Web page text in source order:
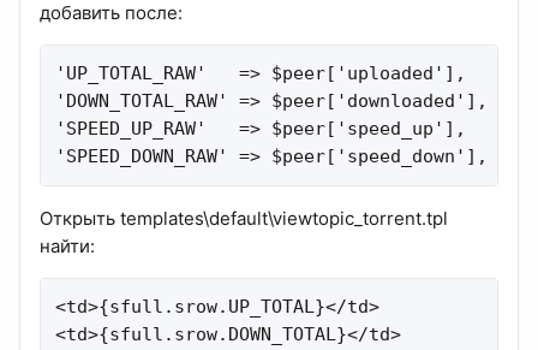
добавить после:
'UP_TOTAL_RAW'   => $peer['uploaded'],
'DOWN_TOTAL_RAW' => $peer['downloaded'],
'SPEED_UP_RAW'   => $peer['speed_up'],
'SPEED_DOWN_RAW' => $peer['speed_down'],
Открыть templates\default\viewtopic_torrent.tpl
найти:
<td>{sfull.srow.UP_TOTAL}</td>
<td>{sfull.srow.DOWN_TOTAL}</td>